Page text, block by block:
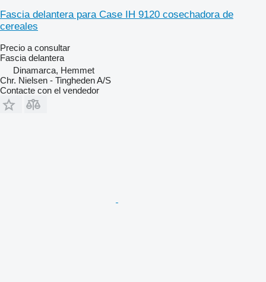
Fascia delantera para Case IH 9120 cosechadora de
cereales
Precio a consultar
Fascia delantera
Dinamarca, Hemmet
Chr. Nielsen - Tingheden A/S
Contacte con el vendedor